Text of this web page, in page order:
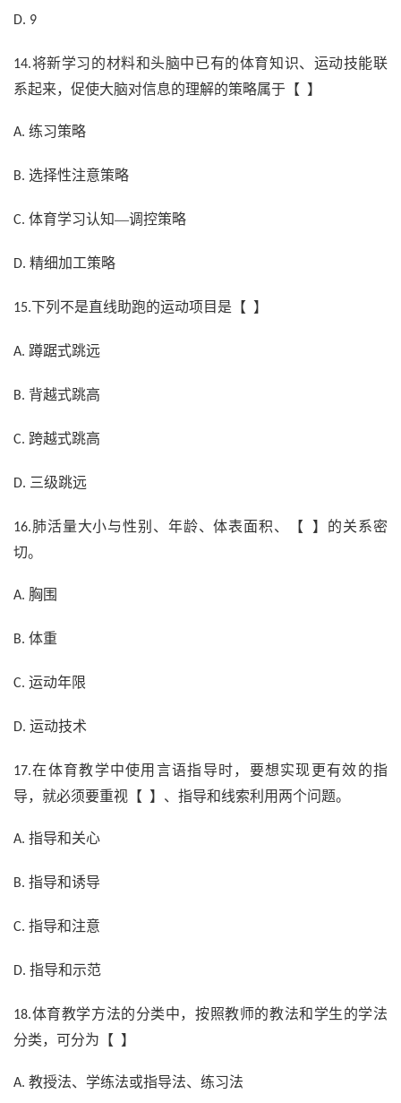
D. 9
14.将新学习的材料和头脑中已有的体育知识、运动技能联
系起来，促使大脑对信息的理解的策略属于【 】
A. 练习策略
B. 选择性注意策略
C. 体育学习认知—调控策略
D. 精细加工策略
15.下列不是直线助跑的运动项目是【 】
A. 蹲踞式跳远
B. 背越式跳高
C. 跨越式跳高
D. 三级跳远
16.肺活量大小与性别、年龄、体表面积、【 】的关系密
切。
A. 胸围
B. 体重
C. 运动年限
D. 运动技术
17.在体育教学中使用言语指导时，要想实现更有效的指
导，就必须要重视【 】、指导和线索利用两个问题。
A. 指导和关心
B. 指导和诱导
C. 指导和注意
D. 指导和示范
18.体育教学方法的分类中，按照教师的教法和学生的学法
分类，可分为【 】
A. 教授法、学练法或指导法、练习法